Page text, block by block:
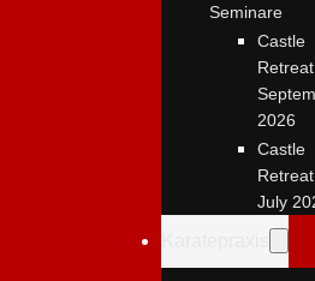
Seminare
Castle
2026
Castle
July